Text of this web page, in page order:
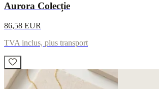
Aurora Colecție
86,58 EUR
TVA inclus, plus transport